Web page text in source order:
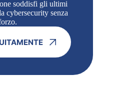
soddisfi gli ultimi
cybersecurity senza